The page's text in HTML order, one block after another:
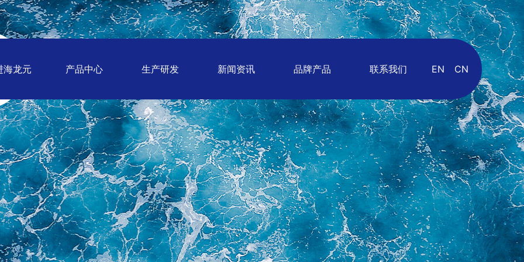
海龙元 产品中心 生产研发 新闻资讯 品牌产品 联系我们 EN
/
CN